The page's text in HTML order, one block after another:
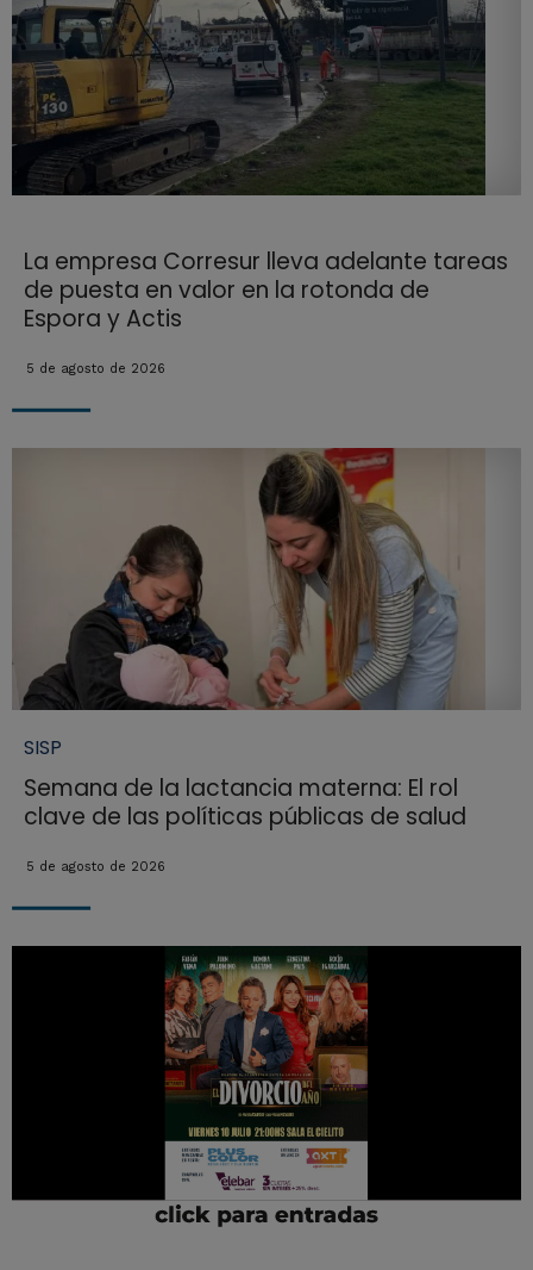
La empresa Corresur lleva adelante tareas
de puesta en valor en la rotonda de
Espora y Actis
5 de agosto de 2026
SISP
Semana de la lactancia materna: El rol
clave de las políticas públicas de salud
5 de agosto de 2026